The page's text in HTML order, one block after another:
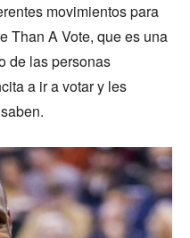
movimientos para
Than A Vote, que es una
de las personas
a ir a votar y les